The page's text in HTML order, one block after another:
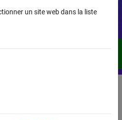
démonstrations, des
un site web dans la liste